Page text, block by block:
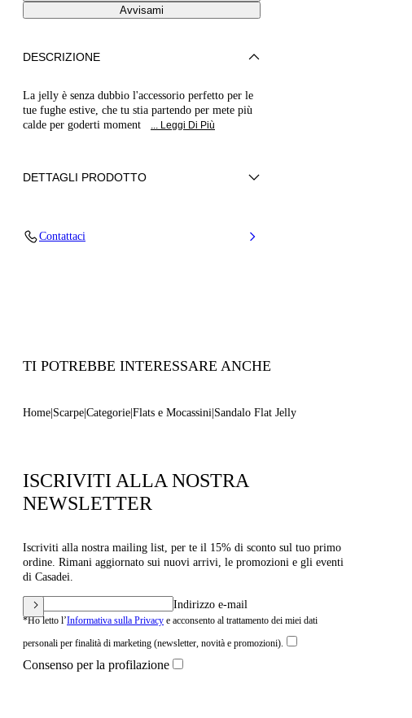
Avvisami
DESCRIZIONE
La jelly è senza dubbio l'accessorio perfetto per le
tue fughe estive, che tu stia partendo per mete più
calde per goderti moment
... Leggi Di Più
DETTAGLI PRODOTTO
Contattaci
TI POTREBBE INTERESSARE ANCHE
Home Scarpe Categorie Flats e Mocassini Sandalo Flat Jelly
ISCRIVITI ALLA NOSTRA
NEWSLETTER
Iscriviti alla nostra mailing list, per te il 15% di sconto sul tuo primo
ordine. Rimani aggiornato sui nuovi arrivi, le promozioni e gli eventi
di Casadei.
Indirizzo e-mail
*Ho letto l’Informativa sulla Privacy e acconsento al trattamento dei miei dati
personali per finalità di marketing (newsletter, novità e promozioni).
Consenso per la profilazione